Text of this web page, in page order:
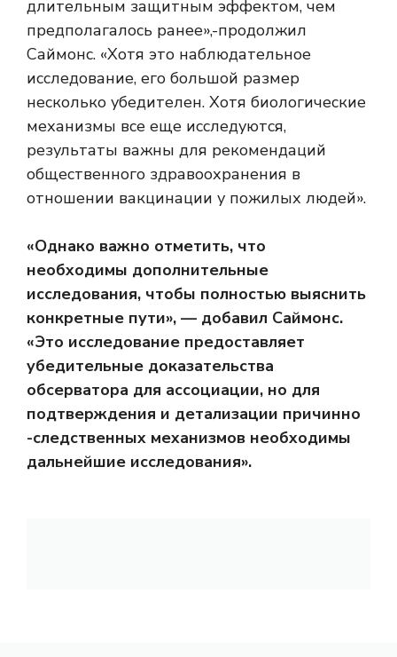
длительным защитным эффектом, чем
предполагалось ранее»,-продолжил
Саймонс. «Хотя это наблюдательное
исследование, его большой размер
несколько убедителен. Хотя биологические
механизмы все еще исследуются,
результаты важны для рекомендаций
общественного здравоохранения в
отношении вакцинации у пожилых людей».
«Однако важно отметить, что
необходимы дополнительные
исследования, чтобы полностью выяснить
конкретные пути», — добавил Саймонс.
«Это исследование предоставляет
убедительные доказательства
обсерватора для ассоциации, но для
подтверждения и детализации причинно
-следственных механизмов необходимы
дальнейшие исследования».